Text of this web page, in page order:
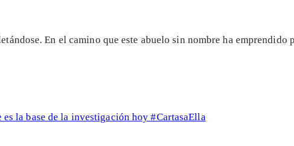
En el camino que este abuelo sin nombre ha